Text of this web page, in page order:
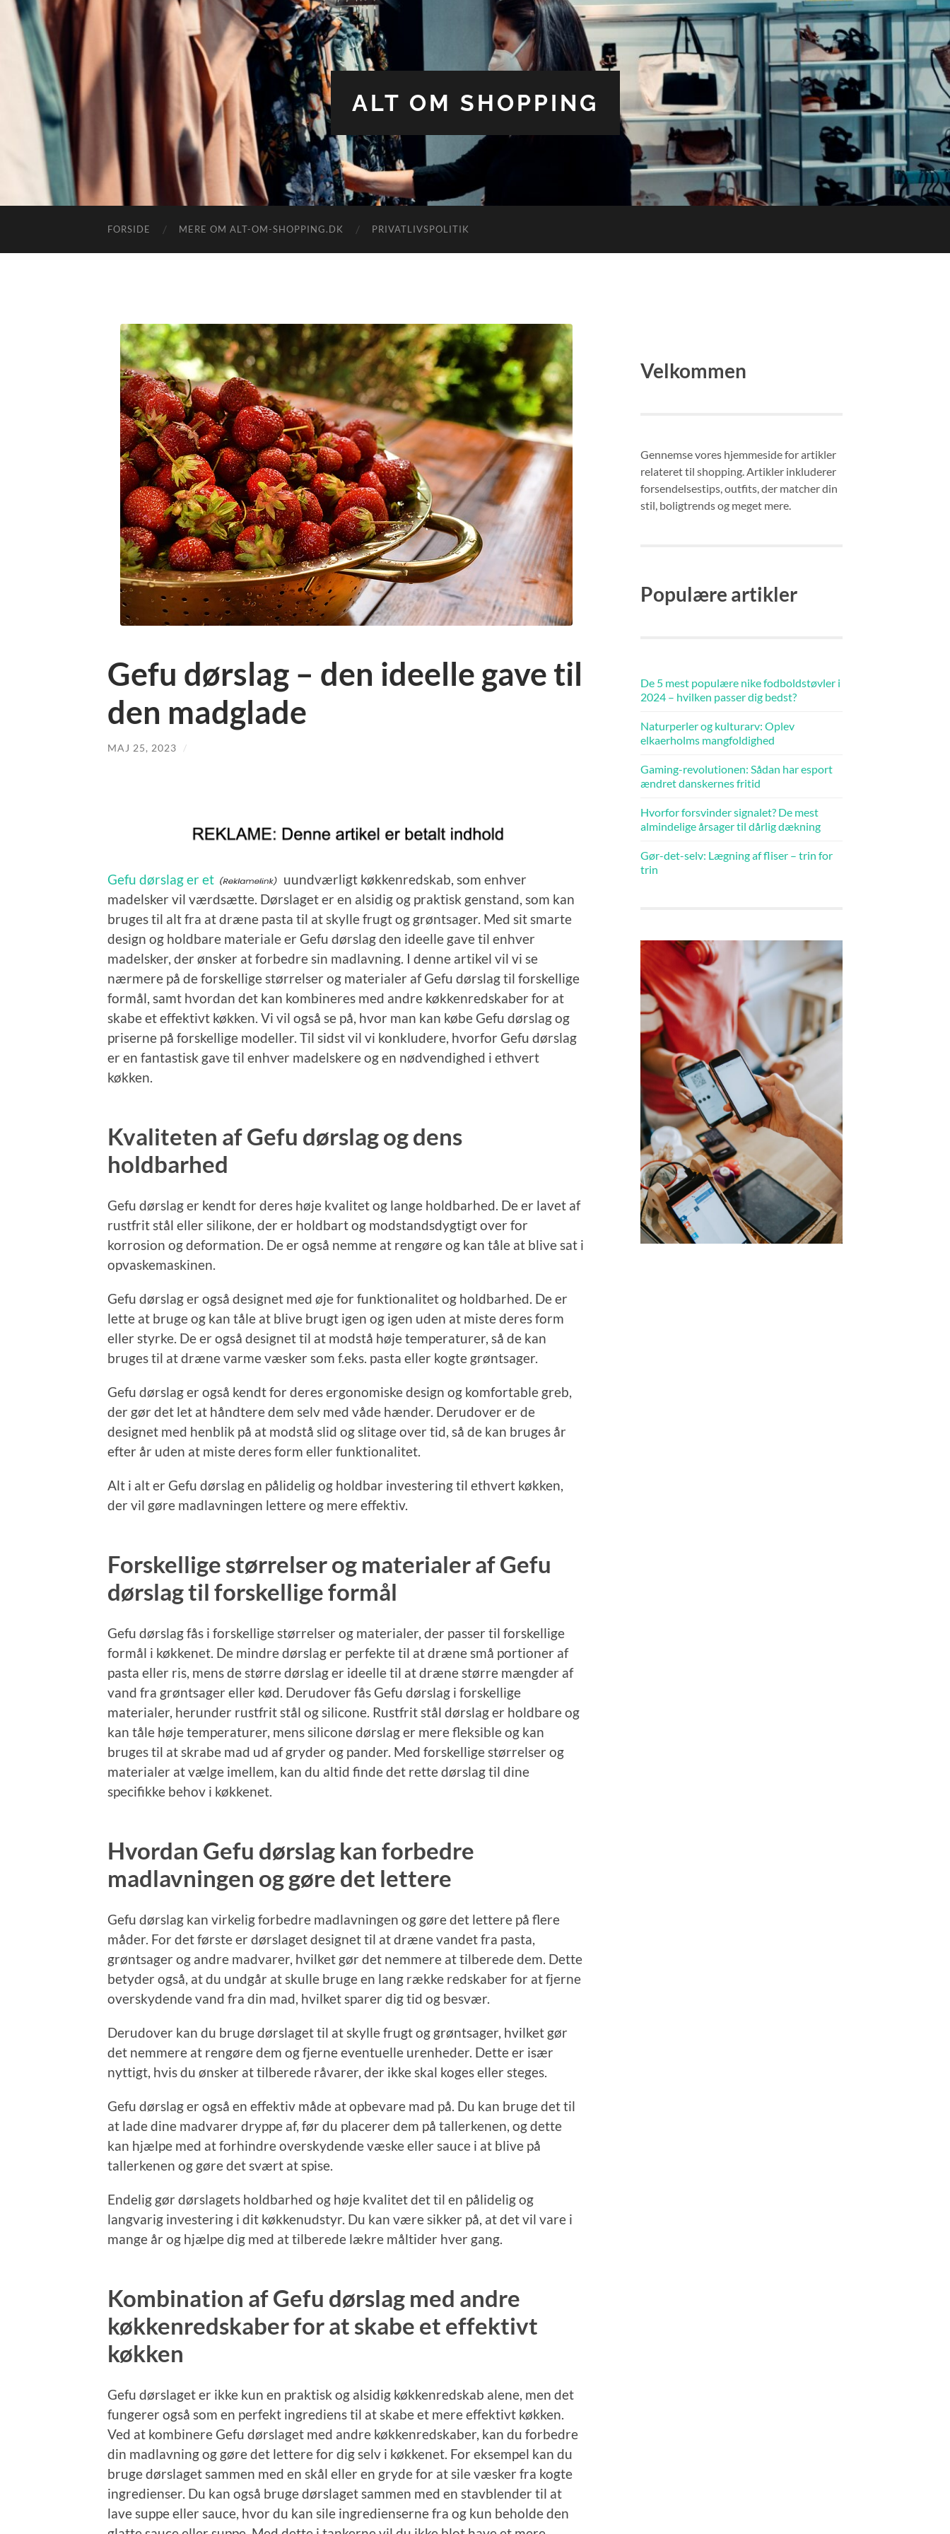
ALT OM SHOPPING
FORSIDE MERE OM ALT-OM-SHOPPING.DK PRIVATLIVSPOLITIK
Gefu dørslag – den ideelle gave til
den madglade
MAJ 25, 2023 /
Gefu dørslag er et
uundværligt køkkenredskab, som enhver
madelsker vil værdsætte. Dørslaget er en alsidig og praktisk genstand, som kan
bruges til alt fra at dræne pasta til at skylle frugt og grøntsager. Med sit smarte
design og holdbare materiale er Gefu dørslag den ideelle gave til enhver
madelsker, der ønsker at forbedre sin madlavning. I denne artikel vil vi se
nærmere på de forskellige størrelser og materialer af Gefu dørslag til forskellige
formål, samt hvordan det kan kombineres med andre køkkenredskaber for at
skabe et effektivt køkken. Vi vil også se på, hvor man kan købe Gefu dørslag og
priserne på forskellige modeller. Til sidst vil vi konkludere, hvorfor Gefu dørslag
er en fantastisk gave til enhver madelskere og en nødvendighed i ethvert
køkken.
Kvaliteten af Gefu dørslag og dens
holdbarhed
Gefu dørslag er kendt for deres høje kvalitet og lange holdbarhed. De er lavet af
rustfrit stål eller silikone, der er holdbart og modstandsdygtigt over for
korrosion og deformation. De er også nemme at rengøre og kan tåle at blive sat i
opvaskemaskinen.
Gefu dørslag er også designet med øje for funktionalitet og holdbarhed. De er
lette at bruge og kan tåle at blive brugt igen og igen uden at miste deres form
eller styrke. De er også designet til at modstå høje temperaturer, så de kan
bruges til at dræne varme væsker som f.eks. pasta eller kogte grøntsager.
Gefu dørslag er også kendt for deres ergonomiske design og komfortable greb,
der gør det let at håndtere dem selv med våde hænder. Derudover er de
designet med henblik på at modstå slid og slitage over tid, så de kan bruges år
efter år uden at miste deres form eller funktionalitet.
Alt i alt er Gefu dørslag en pålidelig og holdbar investering til ethvert køkken,
der vil gøre madlavningen lettere og mere effektiv.
Forskellige størrelser og materialer af Gefu
dørslag til forskellige formål
Gefu dørslag fås i forskellige størrelser og materialer, der passer til forskellige
formål i køkkenet. De mindre dørslag er perfekte til at dræne små portioner af
pasta eller ris, mens de større dørslag er ideelle til at dræne større mængder af
vand fra grøntsager eller kød. Derudover fås Gefu dørslag i forskellige
materialer, herunder rustfrit stål og silicone. Rustfrit stål dørslag er holdbare og
kan tåle høje temperaturer, mens silicone dørslag er mere fleksible og kan
bruges til at skrabe mad ud af gryder og pander. Med forskellige størrelser og
materialer at vælge imellem, kan du altid finde det rette dørslag til dine
specifikke behov i køkkenet.
Hvordan Gefu dørslag kan forbedre
madlavningen og gøre det lettere
Gefu dørslag kan virkelig forbedre madlavningen og gøre det lettere på flere
måder. For det første er dørslaget designet til at dræne vandet fra pasta,
grøntsager og andre madvarer, hvilket gør det nemmere at tilberede dem. Dette
betyder også, at du undgår at skulle bruge en lang række redskaber for at fjerne
overskydende vand fra din mad, hvilket sparer dig tid og besvær.
Derudover kan du bruge dørslaget til at skylle frugt og grøntsager, hvilket gør
det nemmere at rengøre dem og fjerne eventuelle urenheder. Dette er især
nyttigt, hvis du ønsker at tilberede råvarer, der ikke skal koges eller steges.
Gefu dørslag er også en effektiv måde at opbevare mad på. Du kan bruge det til
at lade dine madvarer dryppe af, før du placerer dem på tallerkenen, og dette
kan hjælpe med at forhindre overskydende væske eller sauce i at blive på
tallerkenen og gøre det svært at spise.
Endelig gør dørslagets holdbarhed og høje kvalitet det til en pålidelig og
langvarig investering i dit køkkenudstyr. Du kan være sikker på, at det vil vare i
mange år og hjælpe dig med at tilberede lækre måltider hver gang.
Kombination af Gefu dørslag med andre
køkkenredskaber for at skabe et effektivt
køkken
Gefu dørslaget er ikke kun en praktisk og alsidig køkkenredskab alene, men det
fungerer også som en perfekt ingrediens til at skabe et mere effektivt køkken.
Ved at kombinere Gefu dørslaget med andre køkkenredskaber, kan du forbedre
din madlavning og gøre det lettere for dig selv i køkkenet. For eksempel kan du
bruge dørslaget sammen med en skål eller en gryde for at sile væsker fra kogte
ingredienser. Du kan også bruge dørslaget sammen med en stavblender til at
lave suppe eller sauce, hvor du kan sile ingredienserne fra og kun beholde den
Velkommen
Gennemse vores hjemmeside for artikler
relateret til shopping. Artikler inkluderer
forsendelsestips, outfits, der matcher din
stil, boligtrends og meget mere.
Populære artikler
De 5 mest populære nike fodboldstøvler i
2024 – hvilken passer dig bedst?
Naturperler og kulturarv: Oplev
elkaerholms mangfoldighed
Gaming-revolutionen: Sådan har esport
ændret danskernes fritid
Hvorfor forsvinder signalet? De mest
almindelige årsager til dårlig dækning
Gør-det-selv: Lægning af fliser – trin for
trin